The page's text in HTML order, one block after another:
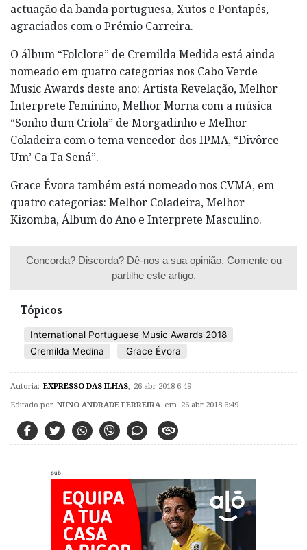
actuação da banda portuguesa, Xutos e Pontapés,
agraciados com o Prémio Carreira.
O álbum “Folclore” de Cremilda Medida está ainda
nomeado em quatro categorias nos Cabo Verde
Music Awards deste ano: Artista Revelação, Melhor
Interprete Feminino, Melhor Morna com a música
“Sonho dum Criola” de Morgadinho e Melhor
Coladeira com o tema vencedor dos IPMA, “Divôrce
Um’ Ca Ta Sená”.
Grace Évora também está nomeado nos CVMA, em
quatro categorias: Melhor Coladeira, Melhor
Kizomba, Álbum do Ano e Interprete Masculino.
Concorda? Discorda? Dê-nos a sua opinião. Comenteou
partilhe este artigo.
Tópicos
International Portuguese Music Awards 2018
Cremilda Medina
Grace Évora
Autoria: EXPRESSO DAS ILHAS 26 abr 2018 6:49
Editado por NUNO ANDRADE FERREIRA em 26 abr 2018 6:49
pub